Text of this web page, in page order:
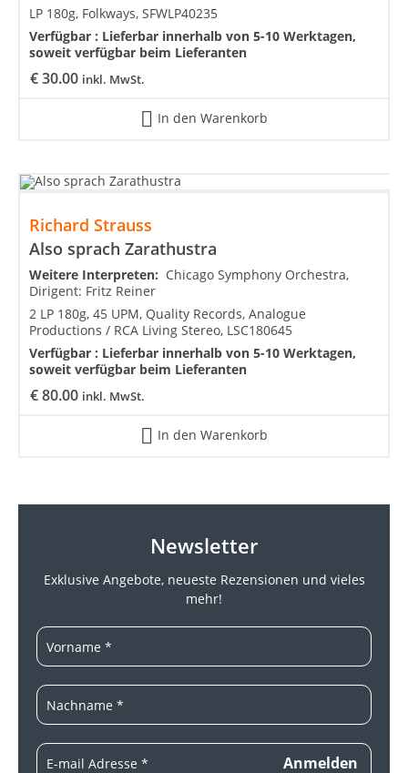
€30.00 inkl. MwSt.
LP 180g, Folkways, SFWLP40235
Verfügbar : Lieferbar innerhalb von 5-10 Werktagen,
soweit verfügbar beim Lieferanten
In den Warenkorb
Richard Strauss
Also sprach Zarathustra
€80.00 inkl. MwSt.
Weitere Interpreten: Chicago Symphony Orchestra,
Dirigent: Fritz Reiner
2 LP 180g, 45 UPM, Quality Records, Analogue
Productions / RCA Living Stereo, LSC180645
Verfügbar : Lieferbar innerhalb von 5-10 Werktagen,
soweit verfügbar beim Lieferanten
In den Warenkorb
Newsletter
Exklusive Angebote, neueste Rezensionen und vieles
mehr!